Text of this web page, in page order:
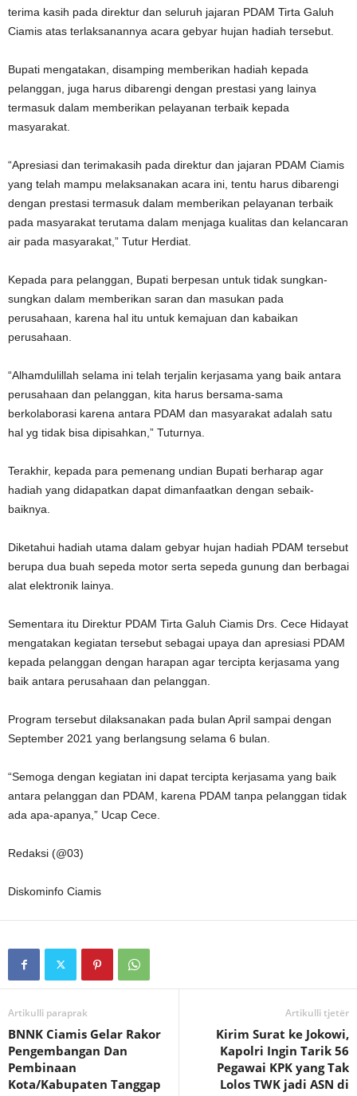
terima kasih pada direktur dan seluruh jajaran PDAM Tirta Galuh
Ciamis atas terlaksanannya acara gebyar hujan hadiah tersebut.
Bupati mengatakan, disamping memberikan hadiah kepada
pelanggan, juga harus dibarengi dengan prestasi yang lainya
termasuk dalam memberikan pelayanan terbaik kepada
masyarakat.
“Apresiasi dan terimakasih pada direktur dan jajaran PDAM Ciamis
yang telah mampu melaksanakan acara ini, tentu harus dibarengi
dengan prestasi termasuk dalam memberikan pelayanan terbaik
pada masyarakat terutama dalam menjaga kualitas dan kelancaran
air pada masyarakat,” Tutur Herdiat.
Kepada para pelanggan, Bupati berpesan untuk tidak sungkan-
sungkan dalam memberikan saran dan masukan pada
perusahaan, karena hal itu untuk kemajuan dan kabaikan
perusahaan.
“Alhamdulillah selama ini telah terjalin kerjasama yang baik antara
perusahaan dan pelanggan, kita harus bersama-sama
berkolaborasi karena antara PDAM dan masyarakat adalah satu
hal yg tidak bisa dipisahkan,” Tuturnya.
Terakhir, kepada para pemenang undian Bupati berharap agar
hadiah yang didapatkan dapat dimanfaatkan dengan sebaik-
baiknya.
Diketahui hadiah utama dalam gebyar hujan hadiah PDAM tersebut
berupa dua buah sepeda motor serta sepeda gunung dan berbagai
alat elektronik lainya.
Sementara itu Direktur PDAM Tirta Galuh Ciamis Drs. Cece Hidayat
mengatakan kegiatan tersebut sebagai upaya dan apresiasi PDAM
kepada pelanggan dengan harapan agar tercipta kerjasama yang
baik antara perusahaan dan pelanggan.
Program tersebut dilaksanakan pada bulan April sampai dengan
September 2021 yang berlangsung selama 6 bulan.
“Semoga dengan kegiatan ini dapat tercipta kerjasama yang baik
antara pelanggan dan PDAM, karena PDAM tanpa pelanggan tidak
ada apa-apanya,” Ucap Cece.
Redaksi (@03)
Diskominfo Ciamis
Artikulli paraprak
BNNK Ciamis Gelar Rakor
Pengembangan Dan
Pembinaan
Kota/Kabupaten Tanggap
Artikulli tjetër
Kirim Surat ke Jokowi,
Kapolri Ingin Tarik 56
Pegawai KPK yang Tak
Lolos TWK jadi ASN di